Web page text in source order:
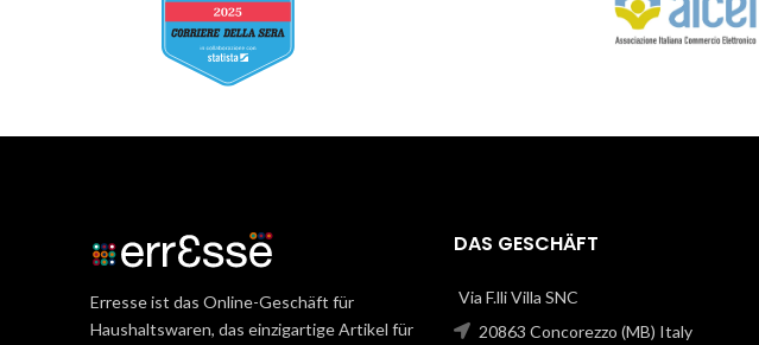
Erresse ist das Online-Geschäft für
Haushaltswaren, das einzigartige Artikel für
DAS GESCHÄFT
Via F.lli Villa SNC
20863 Concorezzo (MB) Italy